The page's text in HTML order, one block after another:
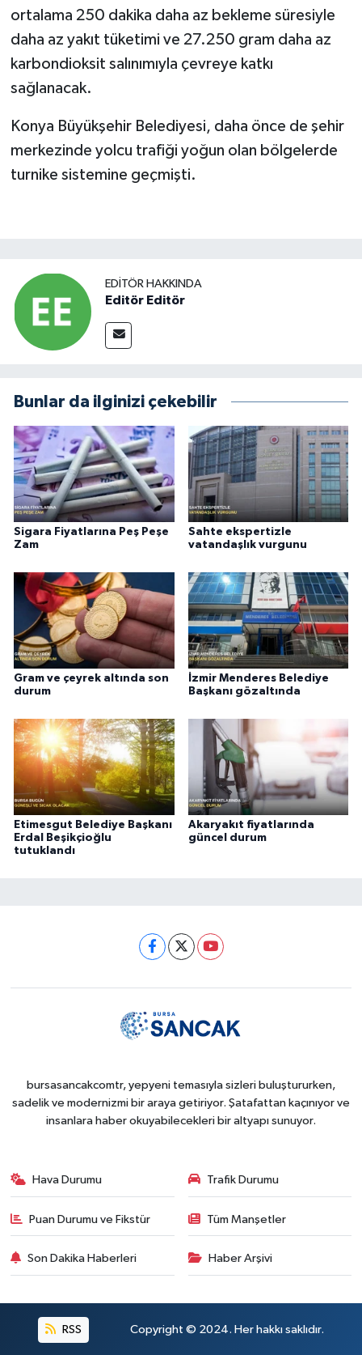
ortalama 250 dakika daha az bekleme süresiyle
daha az yakıt tüketimi ve 27.250 gram daha az
karbondioksit salınımıyla çevreye katkı
sağlanacak.
Konya Büyükşehir Belediyesi, daha önce de şehir
merkezinde yolcu trafiği yoğun olan bölgelerde
turnike sistemine geçmişti.
EDITÖR HAKKINDA
Editör Editör
Bunlar da ilginizi çekebilir
Sigara Fiyatlarına Peş Peşe
Zam
Sahte ekspertizle
vatandaşlık vurgunu
Gram ve çeyrek altında son
durum
İzmir Menderes Belediye
Başkanı gözaltında
Etimesgut Belediye Başkanı
Erdal Beşikçioğlu
tutuklandı
Akaryakıt fiyatlarında
güncel durum
bursasancakcomtr, yepyeni temasıyla sizleri buluştururken,
sadelik ve modernizmi bir araya getiriyor. Şatafattan kaçınıyor ve
insanlara haber okuyabilecekleri bir altyapı sunuyor.
Hava Durumu Trafik Durumu
Puan Durumu ve Fikstür Tüm Manşetler
Son Dakika Haberleri Haber Arşivi
RSS Copyright © 2024. Her hakkı saklıdır.